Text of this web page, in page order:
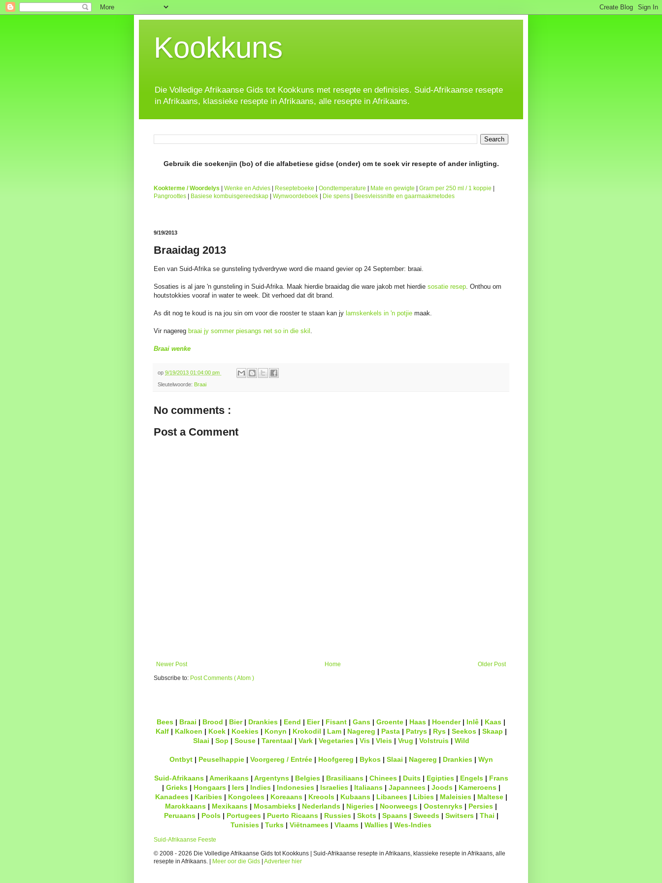
Kookkuns
Die Volledige Afrikaanse Gids tot Kookkuns met resepte en definisies. Suid-Afrikaanse resepte
in Afrikaans, klassieke resepte in Afrikaans, alle resepte in Afrikaans.
Gebruik die soekenjin (bo) of die alfabetiese gidse (onder) om te soek vir resepte of ander inligting.
Kookterme / Woordelys Wenke en Advies Resepteboeke Oondtemperature Mate en gewigte Gram per 250 ml / 1 koppie
Pangroottes
Basiese kombuisgereedskap Wynwoordeboek Die spens Beesvleissnitte en gaarmaakmetodes
9/19/2013
Braaidag 2013
Een van Suid-Afrika se gunsteling tydverdrywe word die maand gevier op 24 September: braai.
Sosaties is al jare 'n gunsteling in Suid-Afrika. Maak hierdie braaidag die ware jakob met hierdie sosatie resep. Onthou om
houtstokkies vooraf in water te week. Dit verhoed dat dit brand.
As dit nog te koud is na jou sin om voor die rooster te staan kan jy lamskenkels in 'n potjie maak.
Vir nagereg braai jy sommer piesangs net so in die skil .
Braai wenke
op 9/19/2013 01:04:00 pm
Sleutelwoorde: Braai
No comments :
Post a Comment
Newer Post Older Post
Home
Subscribe to: Post Comments ( Atom )
Bees | Braai | Brood | Bier| Drankies | Eend | Eier| Fisant | Gans | Groente | Haas | Hoender| Inlê | Kaas |
Kalf| Kalkoen | Koek| Koekies| Konyn | Krokodil | Lam| Nagereg | Pasta| Patrys| Rys| Seekos| Skaap |
Slaai | Sop | Souse| Tarentaal | Vark| Vegetaries| Vis| Vleis| Vrug | Volstruis| Wild
Ontbyt| Peuselhappie| Voorgereg / Entrée| Hoofgereg | Bykos| Slaai | Nagereg | Drankies| Wyn
Suid-Afrikaans| Amerikaans| Argentyns| Belgies| Brasiliaans| Chinees| Duits| Egipties| Engels| Frans
| Grieks| Hongaars| Iers| Indies| Indonesies| Israelies| Italiaans| Japannees| Joods| Kameroens|
Kanadees| Karibies| Kongolees| Koreaans| Kreools| Kubaans| Libanees| Libies| Maleisies| Maltese|
Marokkaans | Mexikaans | Mosambieks | Nederlands | Nigeries | Noorweegs | Oostenryks | Persies |
Peruaans| Pools| Portugees| Puerto Ricaans| Russies| Skots| Spaans| Sweeds| Switsers| Thai |
Tunisies | Turks | Viëtnamees | Vlaams | Wallies | Wes-Indies
Suid-Afrikaanse Feeste
© 2008 - 2026 Die Volledige Afrikaanse Gids tot Kookkuns | Suid-Afrikaanse resepte in Afrikaans, klassieke resepte in Afrikaans, alle
resepte in Afrikaans. |
Meer oor die Gids Adverteer hier